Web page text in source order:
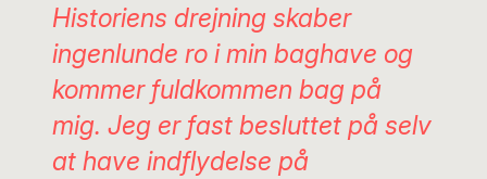
Historiens drejning skaber
ingenlunde ro i min baghave og
kommer fuldkommen bag på
mig. Jeg er fast besluttet på selv
at have indflydelse på